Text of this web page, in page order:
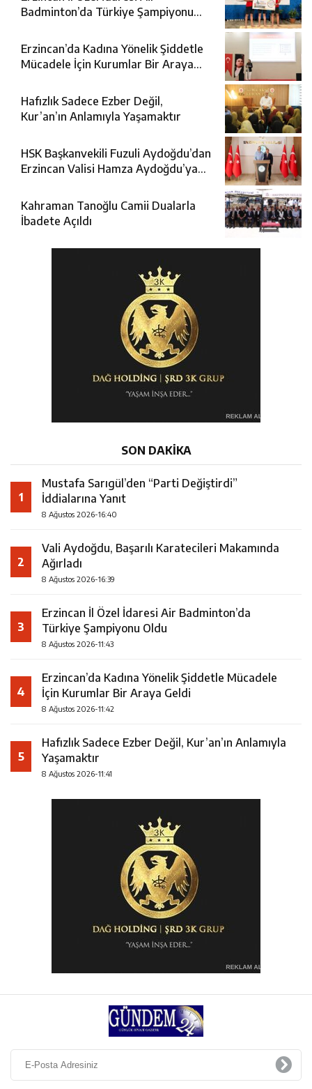
Badminton’da Türkiye Şampiyonu
Erzincan’da Kadına Yönelik Şiddetle
Mücadele İçin Kurumlar Bir Araya
Hafızlık Sadece Ezber Değil,
Kur’an’ın Anlamıyla Yaşamaktır
HSK Başkanvekili Fuzuli Aydoğdu’dan
Erzincan Valisi Hamza Aydoğdu’ya
Kahraman Tanoğlu Camii Dualarla
İbadete Açıldı
SON DAKİKA
1
Mustafa Sarıgül’den “Parti Değiştirdi”
İddialarına Yanıt
8 Ağustos 2026-16:40
2
Vali Aydoğdu, Başarılı Karatecileri Makamında
Ağırladı
8 Ağustos 2026-16:39
3
Erzincan İl Özel İdaresi Air Badminton’da
Türkiye Şampiyonu Oldu
8 Ağustos 2026-11:43
4
Erzincan’da Kadına Yönelik Şiddetle Mücadele
İçin Kurumlar Bir Araya Geldi
8 Ağustos 2026-11:42
5
Hafızlık Sadece Ezber Değil, Kur’an’ın Anlamıyla
Yaşamaktır
8 Ağustos 2026-11:41